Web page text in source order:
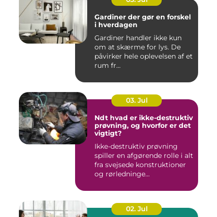
Gardiner der gør en forskel
i hverdagen
Gardiner handler ikke kun
om at skærme for lys. De
påvirker hele oplevelsen af et
rum fr...
03. Jul
Ndt hvad er ikke-destruktiv
prøvning, og hvorfor er det
vigtigt?
Ikke-destruktiv prøvning
spiller en afgørende rolle i alt
fra svejsede konstruktioner
og rørledninge...
02. Jul